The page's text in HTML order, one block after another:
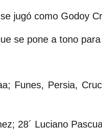
jugó como Godoy
se pone a tono
Funes, Persia,
28´ Luciano